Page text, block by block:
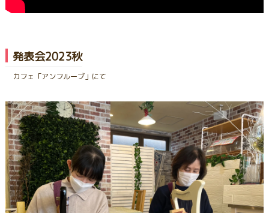
発表会2023秋
カフェ「アンフルーブ」にて